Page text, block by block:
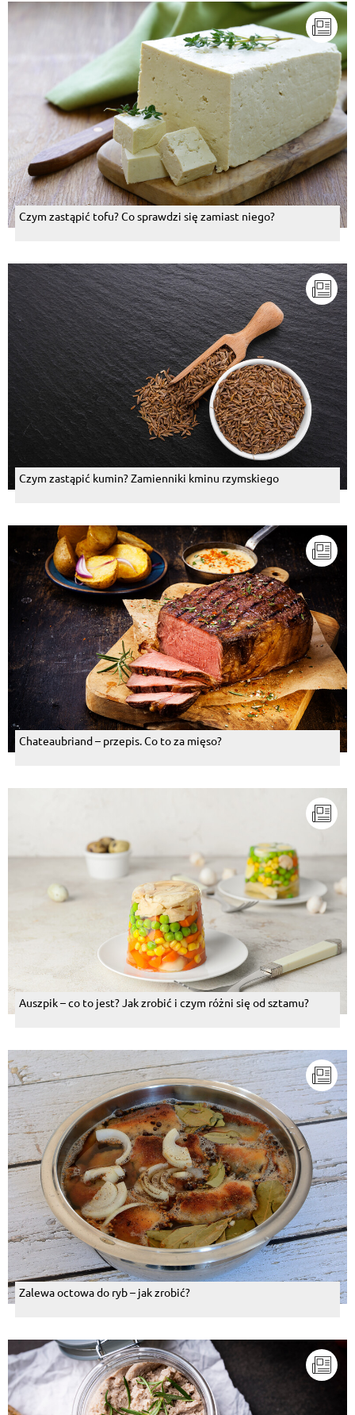
Czym zastąpić tofu? Co sprawdzi się zamiast niego?
Czym zastąpić kumin? Zamienniki kminu rzymskiego
Chateaubriand – przepis. Co to za mięso?
Auszpik – co to jest? Jak zrobić i czym różni się od sztamu?
Zalewa octowa do ryb – jak zrobić?